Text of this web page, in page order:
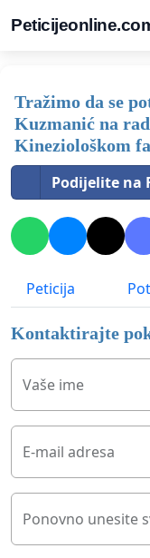
Tražimo da se
Kuzmanić na
Kineziološkom
Podijelite na
Peticija
Kontaktirajte
Vaše ime
E-mail adresa
Ponovno unesite